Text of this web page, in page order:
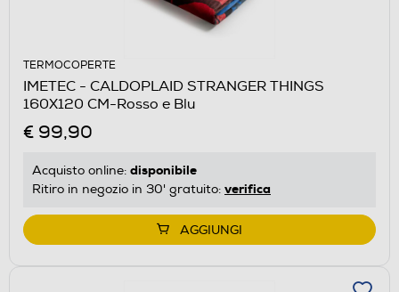
TERMOCOPERTE
IMETEC - CALDOPLAID STRANGER THINGS
160X120 CM-Rosso e Blu
€ 99,90
Acquisto online: disponibile
Ritiro in negozio in 30' gratuito: verifica
AGGIUNGI